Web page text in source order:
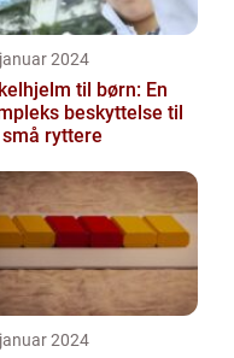
2024
til børn: En
beskyttelse til
ryttere
2024